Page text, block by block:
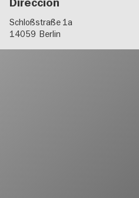
Dirección
Schloßstraße 1a
14059 Berlin